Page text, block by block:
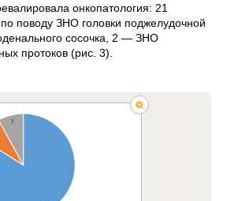
онкопатология: 21
поводу ЗНО головки поджелудочной
сосочка, 2 — ЗНО
протоков (рис. 3).